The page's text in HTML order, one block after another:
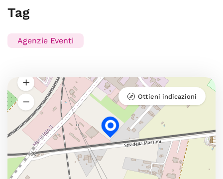
Tag
Agenzie Eventi
Ottieni indicazioni